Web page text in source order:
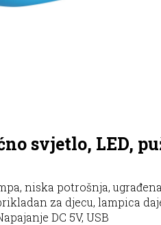
svjetlo, LED,
niska potrošnja,
za djecu, lampica
DC 5V, USB